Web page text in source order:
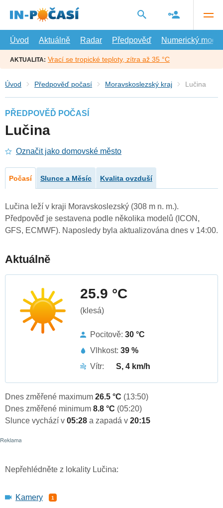
hlavní
Úvod
Aktuálně Radar Předpověď Numerický model
AKTUALITA: Vrací se tropické teploty, zítra až 35 °C
Úvod Předpověď počasí Moravskoslezský kraj Lučina
PŘEDPOVĚĎ POČASÍ
Lučina
Označit jako domovské město
Počasí Slunce a Měsíc Kvalita ovzduší
Lučina leží v kraji Moravskoslezský (308 m n. m.).
Předpověď je sestavena podle několika modelů (ICON,
GFS, ECMWF). Naposledy byla aktualizována dnes v 14:00.
Aktuálně
25.9 °C
(klesá)
Pocitově: 30 °C
Vlhkost: 39 %
Vítr:
S, 4 km/h
Dnes změřené maximum 26.5 °C (13:50)
Dnes změřené minimum 8.8 °C (05:20)
Slunce vychází v 05:28 a zapadá v 20:15
Nepřehlédněte z lokality Lučina:
Kamery 1